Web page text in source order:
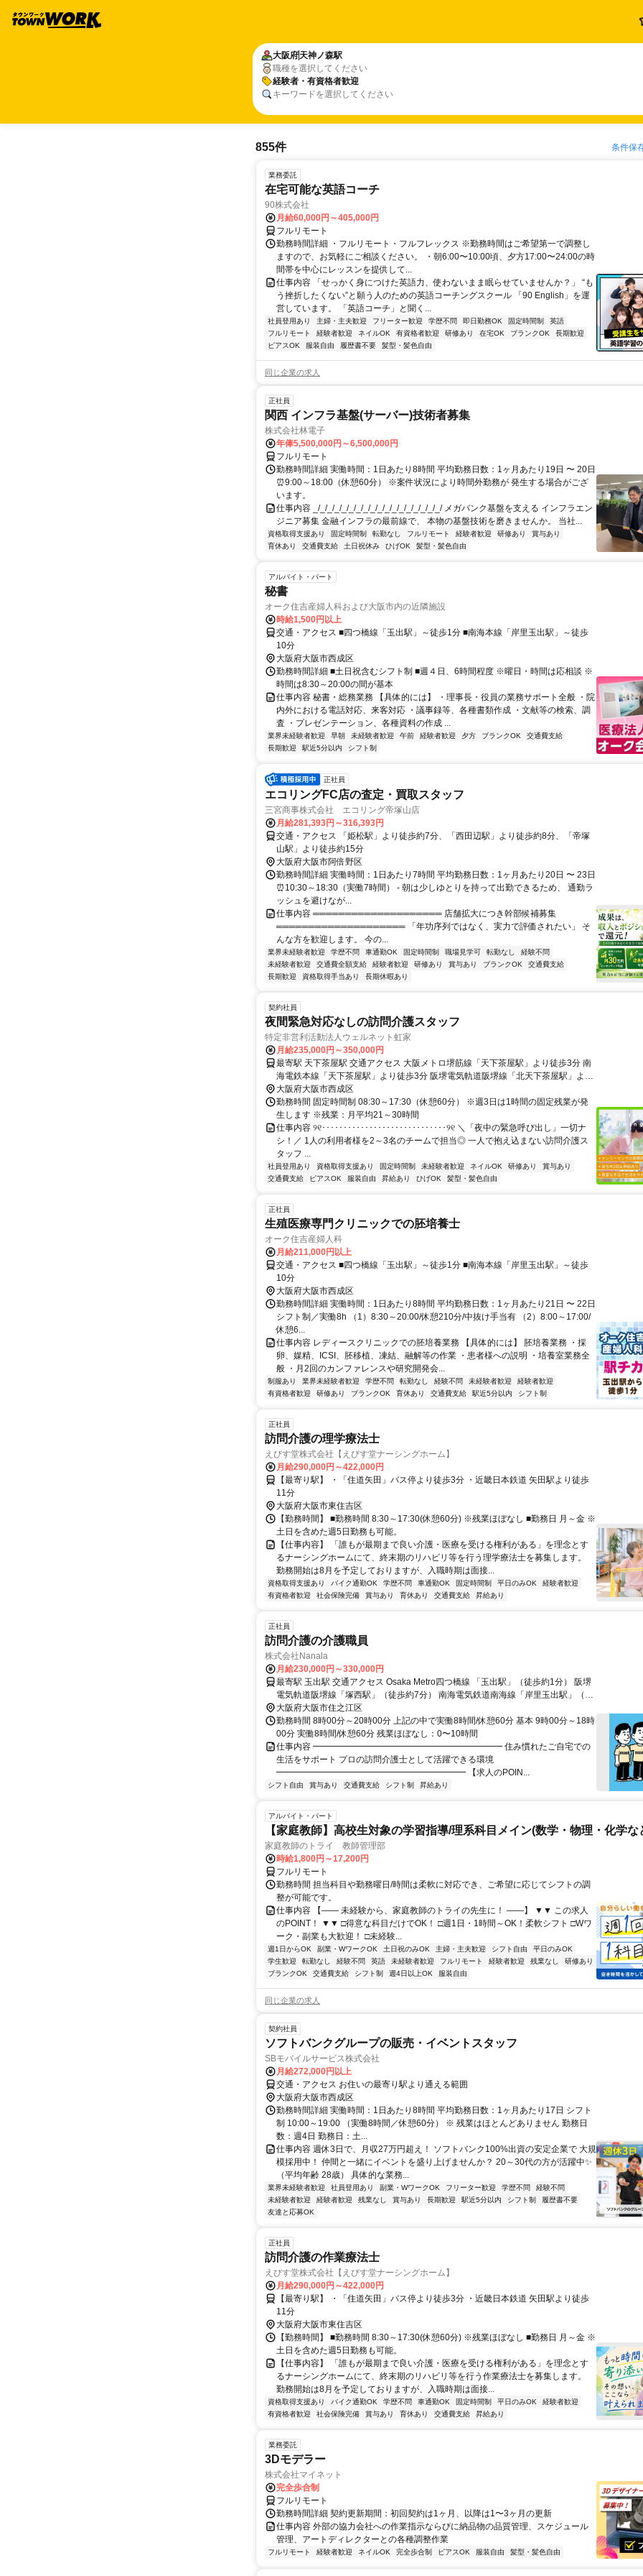
大阪府天神ノ森駅
職種を選択してください
経験者・有資格者歓迎
キーワードを選択してください
855件 条件保
業務委託
在宅可能な英語コーチ
90株式会社
月給60,000円～405,000円
フルリモート
勤務時間詳細 ・フルリモート・フルフレックス ※勤務時間はご希望第一で調整し
ますので、お気軽にご相談ください。 ・朝6:00〜10:00頃、夕方17:00〜24:00の時
間帯を中心にレッスンを提供して...
仕事内容 「せっかく身につけた英語力、使わないまま眠らせていませんか？」 “も
う挫折したくない”と願う人のための英語コーチングスクール 「90 English」を運
営しています。 「英語コーチ」と聞く...
社員登用あり 主婦・主夫歓迎 フリーター歓迎 学歴不問 即日勤務OK 固定時間制
英語
フルリモート
経験者歓迎 ネイルOK 有資格者歓迎 研修あり 在宅OK ブランクOK
長期歓迎
ピアスOK
服装自由 履歴書不要 髪型・髪色自由
同じ企業の求人
正社員
関西 インフラ基盤(サーバー)技術者募集
株式会社林電子
年俸5,500,000円～6,500,000円
フルリモート
勤務時間詳細 実働時間：1日あたり8時間 平均勤務日数：1ヶ月あたり19日 〜 20日
⏰9:00～18:00（休憩60分） ※案件状況により時間外勤務が 発生する場合がござ
います。
仕事内容 _/_/_/_/_/_/_/_/_/_/_/_/_/_/_/_/_/_/ メガバンク基盤を支える インフラエン
ジニア募集 金融インフラの最前線で、 本物の基盤技術を磨きませんか。 当社...
資格取得支援あり 固定時間制 転勤なし フルリモート 経験者歓迎 研修あり
賞与あり
育休あり
交通費支給 土日祝休み ひげOK 髪型・髪色自由
アルバイト・パート
秘書
オーク住吉産婦人科および大阪市内の近隣施設
時給1,500円以上
交通・アクセス ■四つ橋線「玉出駅」～徒歩1分 ■南海本線「岸里玉出駅」～徒歩
10分
大阪府大阪市西成区
勤務時間詳細 ■土日祝含むシフト制 ■週４日、6時間程度 ※曜日・時間は応相談 ※
時間は8:30～20:00の間が基本
仕事内容 秘書・総務業務 【具体的には】 ・理事長・役員の業務サポート全般 ・院
内外における電話対応、来客対応 ・議事録等、各種書類作成 ・文献等の検索、調
査 ・プレゼンテーション、各種資料の作成 ...
業界未経験者歓迎 早朝 未経験者歓迎 午前 経験者歓迎 夕方 ブランクOK
交通費支給
長期歓迎
駅近5分以内 シフト制
正社員
エコリングFC店の査定・買取スタッフ
三宮商事株式会社 エコリング帝塚山店
月給281,393円～316,393円
交通・アクセス 「姫松駅」より徒歩約7分、「西田辺駅」より徒歩約8分、「帝塚
山駅」より徒歩約15分
大阪府大阪市阿倍野区
勤務時間詳細 実働時間：1日あたり7時間 平均勤務日数：1ヶ月あたり20日 〜 23日
⏰10:30～18:30（実働7時間） - 朝は少しゆとりを持って出勤できるため、 通勤ラ
ッシュを避けなが...
仕事内容 ════════════════════ 店舗拡大につき幹部候補募集
════════════════════ 「年功序列ではなく、実力で評価されたい」 そ
んな方を歓迎します。 今の...
業界未経験者歓迎 学歴不問 車通勤OK 固定時間制 職場見学可 転勤なし
経験不問
未経験者歓迎
交通費全額支給 経験者歓迎 研修あり 賞与あり ブランクOK
交通費支給
長期歓迎
資格取得手当あり 長期休暇あり
契約社員
夜間緊急対応なしの訪問介護スタッフ
特定非営利活動法人ウェルネット虹家
月給235,000円～350,000円
最寄駅 天下茶屋駅 交通アクセス 大阪メトロ堺筋線「天下茶屋駅」より徒歩3分 南
海電鉄本線「天下茶屋駅」より徒歩3分 阪堺電気軌道阪堺線「北天下茶屋駅」より
大阪府大阪市西成区
勤務時間 固定時間制 08:30～17:30（休憩60分） ※週3日は1時間の固定残業が発
生します ※残業：月平均21～30時間
仕事内容 ୨୧･････････････････････････････୨୧ ＼「夜中の緊急呼び出し」一切ナ
シ！／ 1人の利用者様を2～3名のチームで担当◎ 一人で抱え込まない訪問介護ス
タッフ ...
社員登用あり 資格取得支援あり 固定時間制 未経験者歓迎 ネイルOK 研修あり
賞与あり
交通費支給
ピアスOK 服装自由 昇給あり ひげOK 髪型・髪色自由
正社員
生殖医療専門クリニックでの胚培養士
オーク住吉産婦人科
月給211,000円以上
交通・アクセス ■四つ橋線「玉出駅」～徒歩1分 ■南海本線「岸里玉出駅」～徒歩
10分
大阪府大阪市西成区
勤務時間詳細 実働時間：1日あたり8時間 平均勤務日数：1ヶ月あたり21日 〜 22日
シフト制／実働8h （1）8:30～20:00/休憩210分/中抜け手当有 （2）8:00～17:00/
休憩6...
仕事内容 レディースクリニックでの胚培養業務 【具体的には】 胚培養業務 ・採
卵、媒精、ICSI、胚移植、凍結、融解等の作業 ・患者様への説明 ・培養室業務全
般 ・月2回のカンファレンスや研究開発会...
制服あり 業界未経験者歓迎 学歴不問 転勤なし 経験不問 未経験者歓迎
経験者歓迎
有資格者歓迎
研修あり ブランクOK 育休あり 交通費支給 駅近5分以内 シフト制
正社員
訪問介護の理学療法士
えびす堂株式会社【えびす堂ナーシングホーム】
月給290,000円～422,000円
【最寄り駅】 ・「住道矢田」バス停より徒歩3分 ・近畿日本鉄道 矢田駅より徒歩
11分
大阪府大阪市東住吉区
【勤務時間】 ■勤務時間 8:30～17:30(休憩60分) ※残業ほぼなし ■勤務日 月～金 ※
土日を含めた週5日勤務も可能。
【仕事内容】 「誰もが最期まで良い介護・医療を受ける権利がある」を理念とす
るナーシングホームにて、終末期のリハビリ等を行う理学療法士を募集します。
勤務開始は8月を予定しておりますが、入職時期は面接...
資格取得支援あり バイク通勤OK 学歴不問 車通勤OK 固定時間制 平日のみOK
経験者歓迎
有資格者歓迎
社会保険完備 賞与あり 育休あり 交通費支給 昇給あり
正社員
訪問介護の介護職員
株式会社Nanala
月給230,000円～330,000円
最寄駅 玉出駅 交通アクセス Osaka Metro四つ橋線 「玉出駅」（徒歩約1分） 阪堺
電気軌道阪堺線「塚西駅」（徒歩約7分） 南海電気鉄道南海線「岸里玉出駅」（徒
歩約9分）
大阪府大阪市住之江区
勤務時間 8時00分～20時00分 上記の中で実働8時間/休憩60分 基本 9時00分～18時
00分 実働8時間/休憩60分 残業ほぼなし：0〜10時間
仕事内容 ━━━━━━━━━━━━━━━━━━━━━━ 住み慣れたご自宅での
生活をサポート プロの訪問介護士として活躍できる環境
━━━━━━━━━━━━━━━━━━━━━━ 【求人のPOIN...
シフト自由 賞与あり 交通費支給 シフト制 昇給あり
アルバイト・パート
【家庭教師】高校生対象の学習指導/理系科目メイン(数学・物理・化学な
家庭教師のトライ 教師管理部
時給1,800円～17,200円
フルリモート
勤務時間 担当科目や勤務曜日/時間は柔軟に対応でき、ご希望に応じてシフトの調
整が可能です。
仕事内容 【―― 未経験から、家庭教師のトライの先生に！ ――】 ▼▼ この求人
のPOINT！ ▼▼ □得意な科目だけでOK！ □週1日・1時間～OK！柔軟シフト □Wワ
ーク・副業も大歓迎！ □未経験...
週1日からOK 副業・WワークOK 土日祝のみOK 主婦・主夫歓迎 シフト自由
平日のみOK
学生歓迎
転勤なし 経験不問 英語 未経験者歓迎 フルリモート 経験者歓迎 残業なし
研修あり
ブランクOK
交通費支給 シフト制 週4日以上OK 服装自由
同じ企業の求人
契約社員
ソフトバンクグループの販売・イベントスタッフ
SBモバイルサービス株式会社
月給272,000円以上
交通・アクセス お住いの最寄り駅より通える範囲
大阪府大阪市西成区
勤務時間詳細 実働時間：1日あたり8時間 平均勤務日数：1ヶ月あたり17日 シフト
制 10:00～19:00 （実働8時間／休憩60分） ※ 残業はほとんどありません 勤務日
数：週4日 勤務日：土...
仕事内容 週休3日で、月収27万円超え！ ソフトバンク100%出資の安定企業で 大規
模採用中！ 仲間と一緒にイベントを盛り上げませんか？ 20～30代の方が活躍中✨
（平均年齢 28歳） 具体的な業務...
業界未経験者歓迎 社員登用あり 副業・WワークOK フリーター歓迎 学歴不問
経験不問
未経験者歓迎
経験者歓迎 残業なし 賞与あり 長期歓迎 駅近5分以内 シフト制
履歴書不要
友達と応募OK
正社員
訪問介護の作業療法士
えびす堂株式会社【えびす堂ナーシングホーム】
月給290,000円～422,000円
【最寄り駅】 ・「住道矢田」バス停より徒歩3分 ・近畿日本鉄道 矢田駅より徒歩
11分
大阪府大阪市東住吉区
【勤務時間】 ■勤務時間 8:30～17:30(休憩60分) ※残業ほぼなし ■勤務日 月～金 ※
土日を含めた週5日勤務も可能。
【仕事内容】 「誰もが最期まで良い介護・医療を受ける権利がある」を理念とす
るナーシングホームにて、終末期のリハビリ等を行う作業療法士を募集します。
勤務開始は8月を予定しておりますが、入職時期は面接...
資格取得支援あり バイク通勤OK 学歴不問 車通勤OK 固定時間制 平日のみOK
経験者歓迎
有資格者歓迎
社会保険完備 賞与あり 育休あり 交通費支給 昇給あり
業務委託
3Dモデラー
株式会社マイネット
完全歩合制
フルリモート
勤務時間詳細 契約更新期間：初回契約は1ヶ月、以降は1〜3ヶ月の更新
仕事内容 外部の協力会社への作業指示ならびに納品物の品質管理、スケジュール
管理、アートディレクターとの各種調整作業
フルリモート 経験者歓迎 ネイルOK 完全歩合制 ピアスOK 服装自由 髪型・髪色自由